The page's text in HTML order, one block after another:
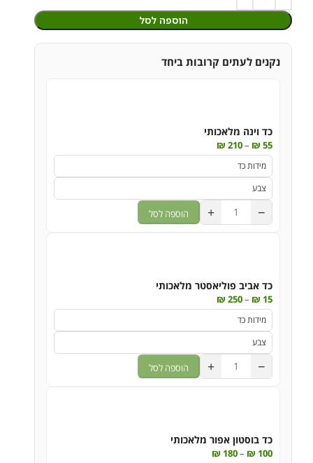
הוספה לסל
נקנים לעתים קרובות ביחד
כד וינה מלאכותי
₪ 55
–
₪ 210
−
+ הוספה לסל
כד אביב פוליאסטר מלאכותי
₪ 15
–
₪ 250
−
+ הוספה לסל
כד בוסטון אפור מלאכותי
₪ 100
–
₪ 180